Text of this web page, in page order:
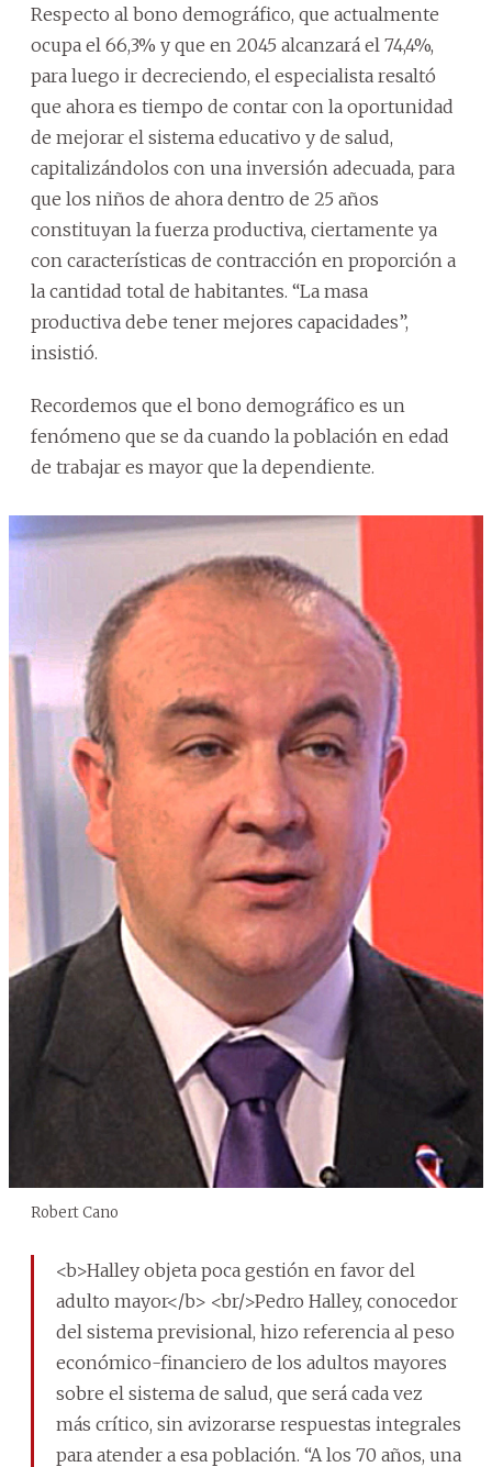
Respecto al bono demográfico, que actualmente
ocupa el 66,3% y que en 2045 alcanzará el 74,4%,
para luego ir decreciendo, el especialista resaltó
que ahora es tiempo de contar con la oportunidad
de mejorar el sistema educativo y de salud,
capitalizándolos con una inversión adecuada, para
que los niños de ahora dentro de 25 años
constituyan la fuerza productiva, ciertamente ya
con características de contracción en proporción a
la cantidad total de habitantes. “La masa
productiva debe tener mejores capacidades”,
insistió.
Recordemos que el bono demográfico es un
fenómeno que se da cuando la población en edad
de trabajar es mayor que la dependiente.
Robert Cano
<b>Halley objeta poca gestión en favor del
adulto mayor</b> <br/>Pedro Halley, conocedor
del sistema previsional, hizo referencia al peso
económico-financiero de los adultos mayores
sobre el sistema de salud, que será cada vez
más crítico, sin avizorarse respuestas integrales
para atender a esa población. “A los 70 años, una